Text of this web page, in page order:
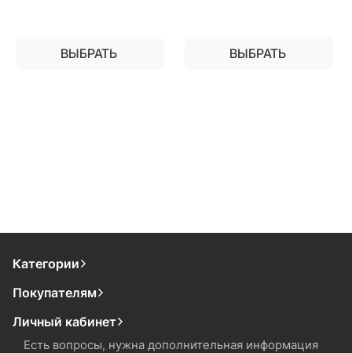
ВЫБРАТЬ ВЫБРАТЬ
Категории
Покупателям
Личный кабинет
Есть вопросы, нужна дополнительная информация